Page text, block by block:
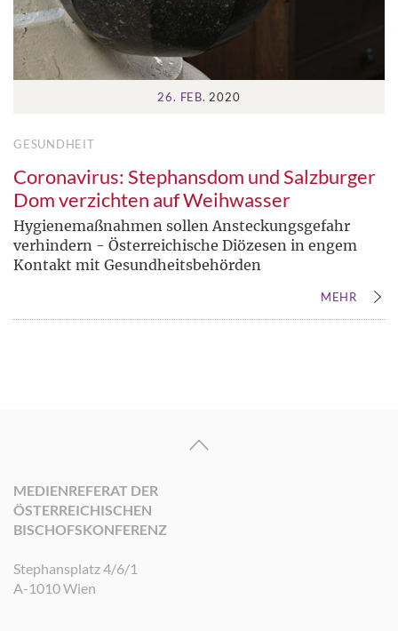
26. FEB. 2020
GESUNDHEIT
Coronavirus: Stephansdom und Salzburger
Dom verzichten auf Weihwasser
Hygienemaßnahmen sollen Ansteckungsgefahr
verhindern - Österreichische Diözesen in engem
Kontakt mit Gesundheitsbehörden
MEHR
MEDIENREFERAT DER
ÖSTERREICHISCHEN
BISCHOFSKONFERENZ
Stephansplatz 4/6/1
A-1010 Wien